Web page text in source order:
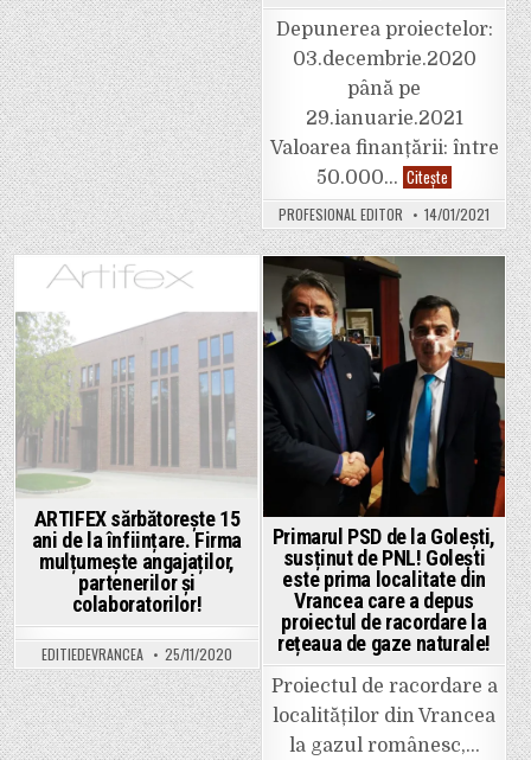
Depunerea proiectelor:
03.decembrie.2020
până pe
29.ianuarie.2021
Valoarea finanțării: între
50.000… Citește
a
dat
startul
pentru
investiții
de
200.000
euro
pentru
firme
de
tip
IMM
PROFESIONAL EDITOR 14/01/2021
in
ARTIFEX sărbătorește 15
ani de la înființare. Firma
mulțumește angajaților,
partenerilor și
colaboratorilor!
EDITIEDEVRANCEA 25/11/2020
Posted
in
Primarul PSD de la Golești,
susținut de PNL! Golești
este prima localitate din
Vrancea care a depus
proiectul de racordare la
rețeaua de gaze naturale!
Proiectul de racordare a
localităților din Vrancea
la gazul românesc,…